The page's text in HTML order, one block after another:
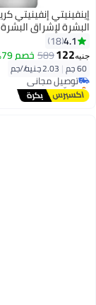
البشرة لإشراق
60 جم (قد يختلف شكل العبوة)4.1
18
جنيه122
589 خصم 79%
60 جم |
توصيل مجاني
بتخلّص بسرعة
توصيل مجاني